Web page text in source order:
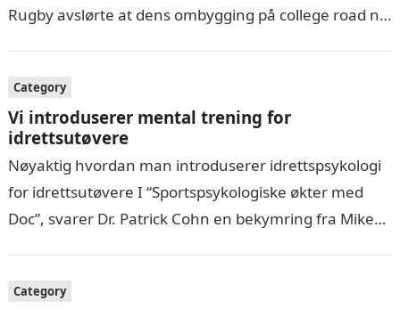
Rugby avslørte at dens ombygging på college road nå
Category
Vi introduserer mental trening for
idrettsutøvere
Nøyaktig hvordan man introduserer idrettspsykologi
for idrettsutøvere I “Sportspsykologiske økter med
Doc”, svarer Dr. Patrick Cohn en bekymring fra Mike
Category